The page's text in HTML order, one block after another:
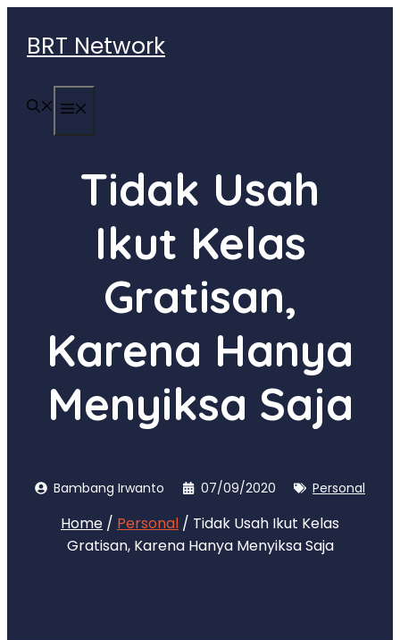
BRT Network
Tidak Usah
Ikut Kelas
Gratisan,
Karena Hanya
Menyiksa Saja
Bambang Irwanto 07/09/2020 Personal
Home / Personal / Tidak Usah Ikut Kelas
Gratisan, Karena Hanya Menyiksa Saja